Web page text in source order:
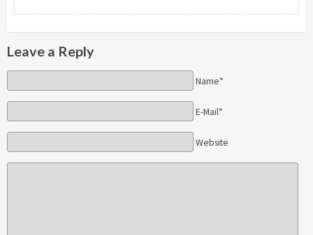
Leave a Reply
Name*
E-Mail*
Website